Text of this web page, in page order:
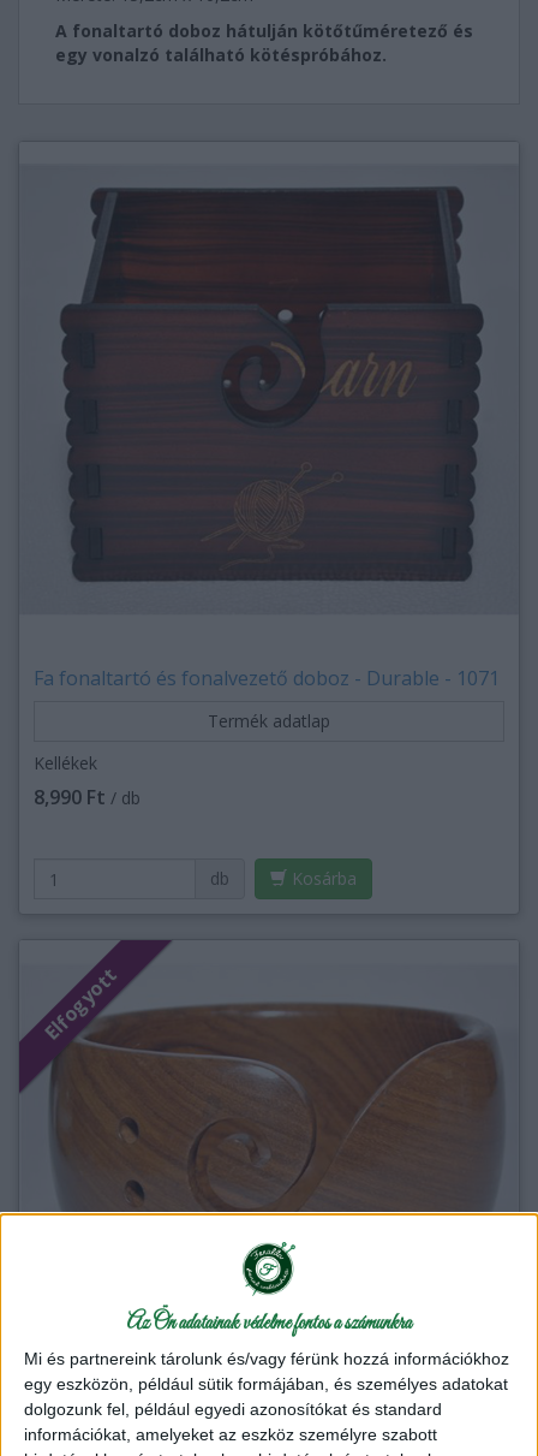
Az Ön adatainak védelme fontos a számunkra
Mi és partnereink tárolunk és/vagy férünk hozzá információkhoz
egy eszközön, például sütik formájában, és személyes adatokat
dolgozunk fel, például egyedi azonosítókat és standard
információkat, amelyeket az eszköz személyre szabott
A fonaltartó doboz hátulján kötőtűméretező és
egy vonalzó található kötéspróbához.
Fa fonaltartó és fonalvezető doboz - Durable - 1071
Termék adatlap
Kellékek
8,990 Ft / db
db Kosárba